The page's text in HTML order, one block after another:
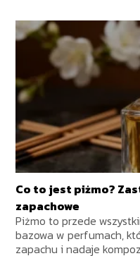
Co to jest piżmo?
zapachowe
Piżmo to przede
bazowa w perfumach,
zapachu i nadaje